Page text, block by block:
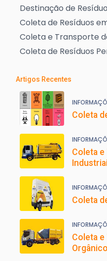
Destinação de
Coleta de Resíduos
Coleta e Transporte
Coleta de Resíduos
Artigos Recentes
Coleta
Coleta
Coleta
Coleta